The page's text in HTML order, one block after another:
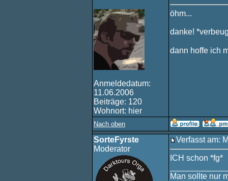
Anmeldedatum:
11.06.2006
Beiträge: 120
Wohnort: hier
öhm...
danke!
dann hoffe ich
Nach oben
SorteFyrste
Moderator
Verfasst am:
ICH schon *fg*
Man sollte nur